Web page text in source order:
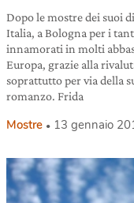
Dopo le mostre dei suoi
Italia, a Bologna per i
innamorati in molti
Europa, grazie alla
soprattutto per via della
romanzo. Frida
Mostre 13 gennaio